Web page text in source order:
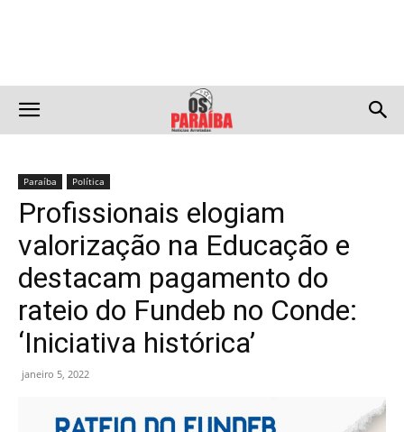
Paraíba Política
Profissionais elogiam
valorização na Educação e
destacam pagamento do
rateio do Fundeb no Conde:
‘Iniciativa histórica’
janeiro 5, 2022